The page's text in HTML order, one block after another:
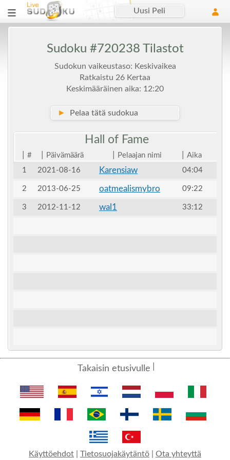
Uusi Peli
Sudoku #720238 Tilastot
Sudokun vaikeustaso: Keskivaikea
Ratkaistu 26 Kertaa
Keskimääräinen aika: 12:20
► Pelaa tätä sudokua
Hall of Fame
# Päivämäärä Pelaajan nimi
Aika
1
2021-08-16 Karensiaw 04:04
2 2013-06-25 oatmealismybro 09:22
3 2012-11-12 wal1 33:12
Takaisin etusivulle
Käyttöehdot Tietosuojakäytäntö Ota yhteyttä